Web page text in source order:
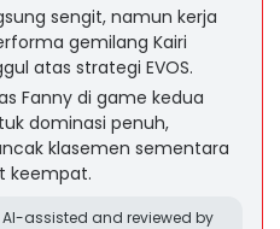
sengit, namun kerja
gemilang Kairi
atas strategi EVOS.
Fanny di game kedua
dominasi penuh,
klasemen sementara
keempat.
assisted and reviewed by